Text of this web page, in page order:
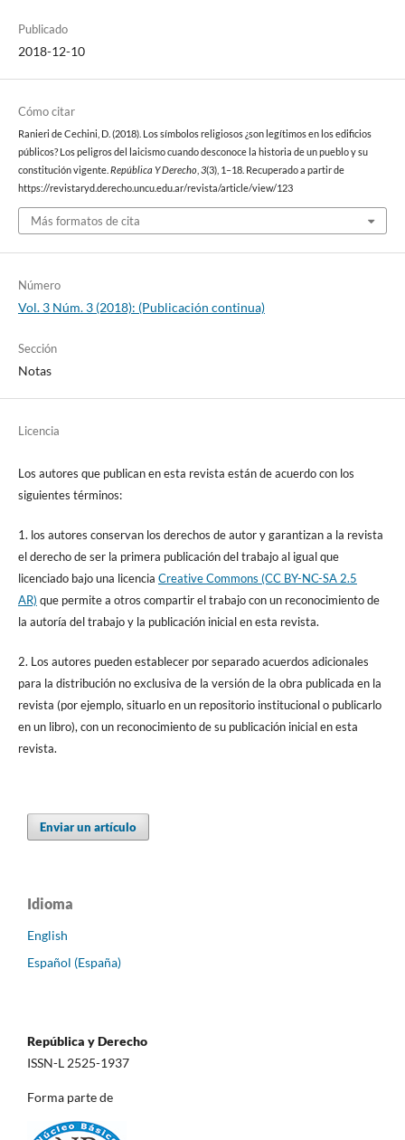
Publicado
2018-12-10
Cómo citar
Ranieri de Cechini, D. (2018). Los símbolos religiosos ¿son legítimos en los edificios
públicos? Los peligros del laicismo cuando desconoce la historia de un pueblo y su
constitución vigente. República Y Derecho, 3(3), 1–18. Recuperado a partir de
https://revistaryd.derecho.uncu.edu.ar/revista/article/view/123
Más formatos de cita
Número
Vol. 3 Núm. 3 (2018): (Publicación continua)
Sección
Notas
Licencia
Los autores que publican en esta revista están de acuerdo con los
siguientes términos:
1. los autores conservan los derechos de autor y garantizan a la revista
el derecho de ser la primera publicación del trabajo al igual que
licenciado bajo una licencia Creative Commons (CC BY-NC-SA 2.5
AR) que permite a otros compartir el trabajo con un reconocimiento de
la autoría del trabajo y la publicación inicial en esta revista.
2. Los autores pueden establecer por separado acuerdos adicionales
para la distribución no exclusiva de la versión de la obra publicada en la
revista (por ejemplo, situarlo en un repositorio institucional o publicarlo
en un libro), con un reconocimiento de su publicación inicial en esta
revista.
Enviar un artículo
Idioma
English
Español (España)
República y Derecho
ISSN-L 2525-1937
Forma parte de